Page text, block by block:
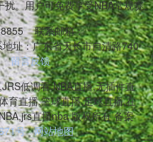
用户可免费享受NBA常规
联系邮箱：
址：广东省天长市自清路740
留言反馈
低调看,NBA直播,无插件直
育直播,篮球直播,足球直播,在
直播nba 版权所有 备案
号 网站地图